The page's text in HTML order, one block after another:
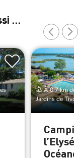
…
À 0.7 km de
Jardins de Tivoli
l’Elysée